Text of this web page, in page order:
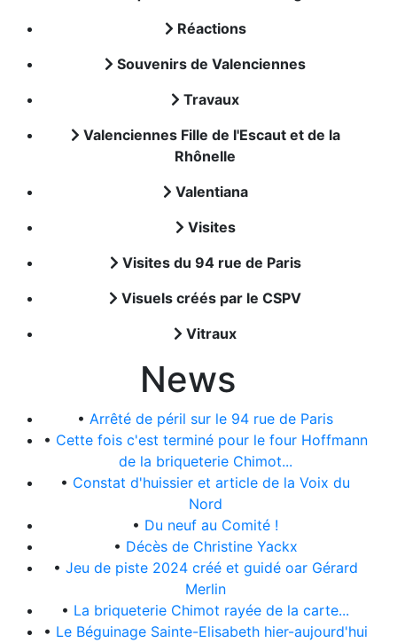
Réactions
Souvenirs de Valenciennes
Travaux
Valenciennes Fille de l'Escaut et de la
Rhônelle
Valentiana
Visites
Visites du 94 rue de Paris
Visuels créés par le CSPV
Vitraux
News
•Arrêté de péril sur le 94 rue de Paris
• Cette fois c'est terminé pour le four Hoffmann
de la briqueterie Chimot...
• Constat d'huissier et article de la Voix du
Nord
• Du neuf au Comité !
• Décès de Christine Yackx
• Jeu de piste 2024 créé et guidé oar Gérard
Merlin
• La briqueterie Chimot rayée de la carte...
• Le Béguinage Sainte-Elisabeth hier-aujourd'hui